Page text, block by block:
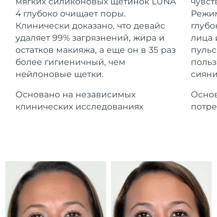
4 глубоко очищает поры.
Клинически доказано, что девайс
удаляет 99% загрязнений, жира и
остатков макияжа, а еще он в 35 раз
более гигиеничный, чем
нейлоновые щетки.
Основано на независимых
клинических исследованиях
лица
For healthy hair
Косметика Для мужчин
Купить
Гибралтар
Ожидаемая дата доставки
14/08/2026
Греция
Ожидаемая дата доставки
Гонконг (САР)
Ожидаемая дата доставки
11/08/2026
Венгрия
Ожидаемая дата доставки
08/08/2026
Ирландия
Ожидаемая дата доставки
10/08/2026
о-в Мэн
Ожидаемая дата доставки